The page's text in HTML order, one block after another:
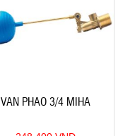
VAN PHAO 3/4 MIHA